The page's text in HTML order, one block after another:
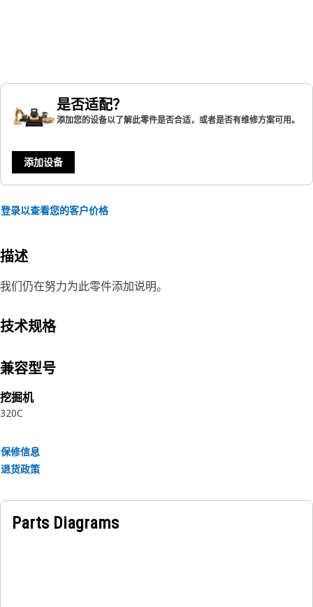
是否适配？
添加您的设备以了解此零件是否合适，或者是否有维修方案可用。
添加设备
登录以查看您的客户价格
描述
我们仍在努力为此零件添加说明。
技术规格
兼容型号
挖掘机
320C
保修信息
退货政策
Parts Diagrams